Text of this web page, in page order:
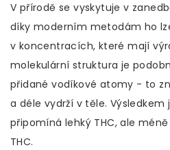
V přírodě se vyskytuje v
díky moderním metodám ho
v koncentracích, které mají
molekulární struktura je
přidané vodíkové atomy - to
a déle vydrží v těle. Výsledkem
připomíná lehký THC, ale
THC.